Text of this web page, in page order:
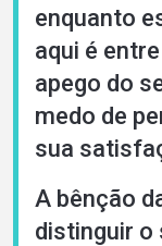
enquanto
aqui é
apego do
medo de
sua
A bênção
distinguir o